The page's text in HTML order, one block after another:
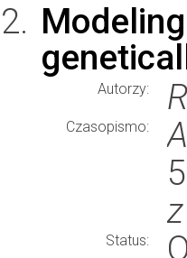
Autorzy:
Czasopismo:
Status: